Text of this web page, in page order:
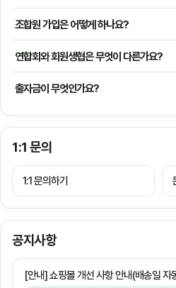
조합원 가입은 어떻게 하나요?
연합회와 회원생협은 무엇이 다른가요?
출자금이 무엇인가요?
1:1 문의
1:1 문의하기
공지사항
[안내] 쇼핑몰 개선 사항 안내(배송일 자